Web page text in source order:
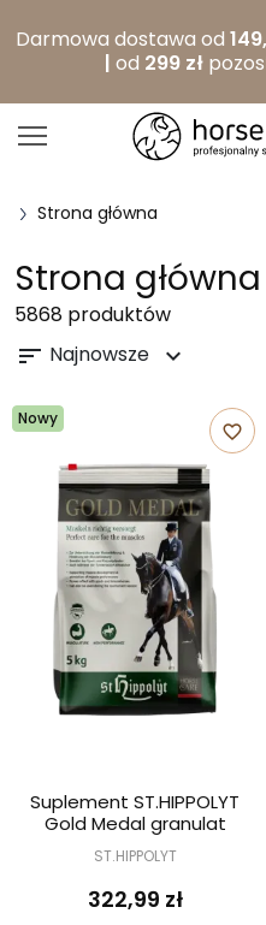
Darmowa dostawa od
| od 299 zł
Strona główna
Strona główna
5868 produktów
sort Najnowsze expand_more
Nowy
favorite_border
Suplement ST.HIPPOLYT
Gold Medal granulat
ST.HIPPOLYT
322,99 zł